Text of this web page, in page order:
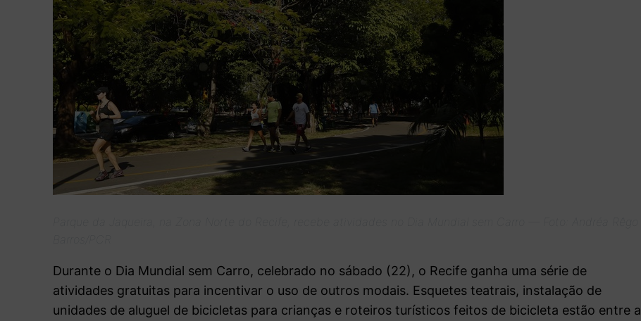
Durante o Dia Mundial sem Carro, celebrado no sábado (22), o Recife ganha uma série de
atividades gratuitas para incentivar o uso de outros modais. Esquetes teatrais, instalação de
unidades de aluguel de bicicletas para crianças e roteiros turísticos feitos de bicicleta estão entre a